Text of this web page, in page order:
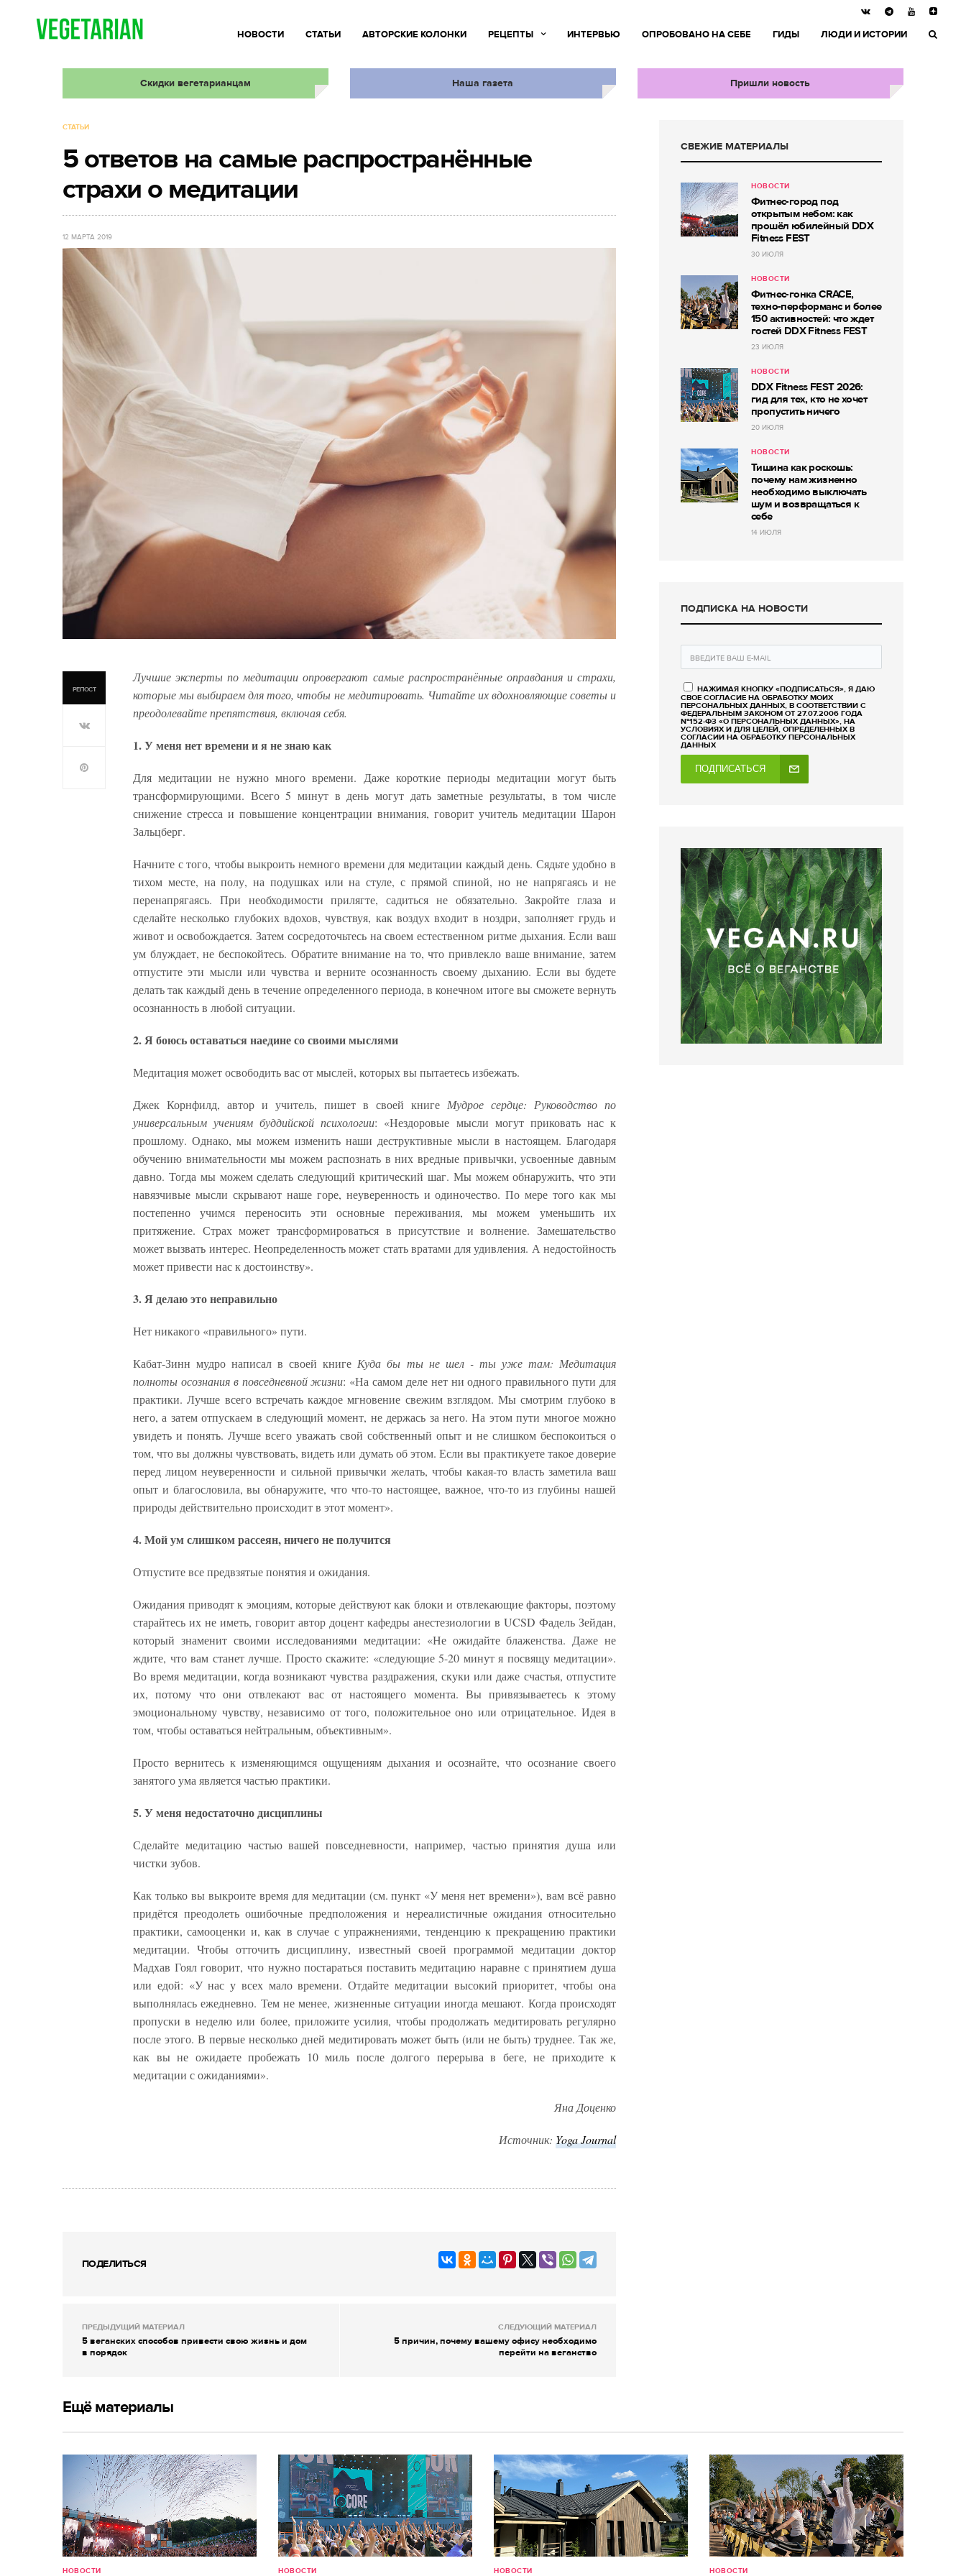
НОВОСТИ СТАТЬИ АВТОРСКИЕ КОЛОНКИ РЕЦЕПТЫ ИНТЕРВЬЮ ОПРОБОВАНО НА СЕБЕ ГИДЫ ЛЮДИ И ИСТОРИИ
Скидки вегетарианцам Наша газета Пришли новость
СТАТЬИ
5 ответов на самые распространённые
страхи о медитации
12 МАРТА 2019
РЕПОСТ
Лучшие эксперты по медитации опровергают самые распространённые оправдания и страхи,
которые мы выбираем для того, чтобы не медитировать. Читайте их вдохновляющие советы и
преодолевайте препятствия, включая себя.
1. У меня нет времени и я не знаю как
Для медитации не нужно много времени. Даже короткие периоды медитации могут быть
трансформирующими. Всего 5 минут в день могут дать заметные результаты, в том числе
снижение стресса и повышение концентрации внимания, говорит учитель медитации Шарон
Зальцберг.
Начните с того, чтобы выкроить немного времени для медитации каждый день. Сядьте удобно в
тихом месте, на полу, на подушках или на стуле, с прямой спиной, но не напрягаясь и не
перенапрягаясь. При необходимости прилягте, садиться не обязательно. Закройте глаза и
сделайте несколько глубоких вдохов, чувствуя, как воздух входит в ноздри, заполняет грудь и
живот и освобождается. Затем сосредоточьтесь на своем естественном ритме дыхания. Если ваш
ум блуждает, не беспокойтесь. Обратите внимание на то, что привлекло ваше внимание, затем
отпустите эти мысли или чувства и верните осознанность своему дыханию. Если вы будете
делать так каждый день в течение определенного периода, в конечном итоге вы сможете вернуть
осознанность в любой ситуации.
2. Я боюсь оставаться наедине со своими мыслями
Медитация может освободить вас от мыслей, которых вы пытаетесь избежать.
Джек Корнфилд, автор и учитель, пишет в своей книге Мудрое сердце: Руководство по
универсальным учениям буддийской психологии: «Нездоровые мысли могут приковать нас к
прошлому. Однако, мы можем изменить наши деструктивные мысли в настоящем. Благодаря
обучению внимательности мы можем распознать в них вредные привычки, усвоенные давным
давно. Тогда мы можем сделать следующий критический шаг. Мы можем обнаружить, что эти
навязчивые мысли скрывают наше горе, неуверенность и одиночество. По мере того как мы
постепенно учимся переносить эти основные переживания, мы можем уменьшить их
притяжение. Страх может трансформироваться в присутствие и волнение. Замешательство
может вызвать интерес. Неопределенность может стать вратами для удивления. А недостойность
может привести нас к достоинству».
3. Я делаю это неправильно
Нет никакого «правильного» пути.
Кабат-Зинн мудро написал в своей книгеКуда бы ты не шел - ты уже там: Медитация
полноты осознания в повседневной жизни: «На самом деле нет ни одного правильного пути для
практики. Лучше всего встречать каждое мгновение свежим взглядом. Мы смотрим глубоко в
него, а затем отпускаем в следующий момент, не держась за него. На этом пути многое можно
увидеть и понять. Лучше всего уважать свой собственный опыт и не слишком беспокоиться о
том, что вы должны чувствовать, видеть или думать об этом. Если вы практикуете такое доверие
перед лицом неуверенности и сильной привычки желать, чтобы какая-то власть заметила ваш
опыт и благословила, вы обнаружите, что что-то настоящее, важное, что-то из глубины нашей
природы действительно происходит в этот момент».
4. Мой ум слишком рассеян, ничего не получится
Отпустите все предвзятые понятия и ожидания.
Ожидания приводят к эмоциям, которые действуют как блоки и отвлекающие факторы, поэтому
старайтесь их не иметь, говорит автор доцент кафедры анестезиологии в UCSD Фадель Зейдан,
который знаменит своими исследованиями медитации: «Не ожидайте блаженства. Даже не
ждите, что вам станет лучше. Просто скажите: «следующие 5-20 минут я посвящу медитации».
Во время медитации, когда возникают чувства раздражения, скуки или даже счастья, отпустите
их, потому что они отвлекают вас от настоящего момента. Вы привязываетесь к этому
эмоциональному чувству, независимо от того, положительное оно или отрицательное. Идея в
том, чтобы оставаться нейтральным, объективным».
Просто вернитесь к изменяющимся ощущениям дыхания и осознайте, что осознание своего
занятого ума является частью практики.
5. У меня недостаточно дисциплины
Сделайте медитацию частью вашей повседневности, например, частью принятия душа или
чистки зубов.
Как только вы выкроите время для медитации (см. пункт «У меня нет времени»), вам всё равно
придётся преодолеть ошибочные предположения и нереалистичные ожидания относительно
практики, самооценки и, как в случае с упражнениями, тенденцию к прекращению практики
медитации. Чтобы отточить дисциплину, известный своей программой медитации доктор
Мадхав Гоял говорит, что нужно постараться поставить медитацию наравне с принятием душа
или едой: «У нас у всех мало времени. Отдайте медитации высокий приоритет, чтобы она
выполнялась ежедневно. Тем не менее, жизненные ситуации иногда мешают. Когда происходят
пропуски в неделю или более, приложите усилия, чтобы продолжать медитировать регулярно
после этого. В первые несколько дней медитировать может быть (или не быть) труднее. Так же,
как вы не ожидаете пробежать 10 миль после долгого перерыва в беге, не приходите к
медитации с ожиданиями».
Яна Доценко
Источник: Yoga Journal
ПОДЕЛИТЬСЯ
ПРЕДЫДУЩИЙ МАТЕРИАЛ
5 веганских способов привести свою жизнь и дом
в порядок
СЛЕДУЮЩИЙ МАТЕРИАЛ
5 причин, почему вашему офису необходимо
перейти на веганство
СВЕЖИЕ МАТЕРИАЛЫ
НОВОСТИ
Фитнес-город под
открытым небом: как
прошёл юбилейный DDX
Fitness FEST
30 ИЮЛЯ
НОВОСТИ
Фитнес-гонка CRACE,
техно-перформанс и более
150 активностей: что ждет
гостей DDX Fitness FEST
23 ИЮЛЯ
НОВОСТИ
DDX Fitness FEST 2026:
гид для тех, кто не хочет
пропустить ничего
20 ИЮЛЯ
НОВОСТИ
Тишина как роскошь:
почему нам жизненно
необходимо выключать
шум и возвращаться к
себе
14 ИЮЛЯ
ПОДПИСКА НА НОВОСТИ
НАЖИМАЯ КНОПКУ «ПОДПИСАТЬСЯ», Я ДАЮ
СВОЕ СОГЛАСИЕ НА ОБРАБОТКУ МОИХ
ПЕРСОНАЛЬНЫХ ДАННЫХ, В СООТВЕТСТВИИ С
ФЕДЕРАЛЬНЫМ ЗАКОНОМ ОТ 27.07.2006 ГОДА
№152-ФЗ «О ПЕРСОНАЛЬНЫХ ДАННЫХ», НА
УСЛОВИЯХ И ДЛЯ ЦЕЛЕЙ, ОПРЕДЕЛЕННЫХ В
СОГЛАСИИ НА ОБРАБОТКУ ПЕРСОНАЛЬНЫХ
ДАННЫХ
ПОДПИСАТЬСЯ
Ещё материалы
НОВОСТИ НОВОСТИ НОВОСТИ НОВОСТИ